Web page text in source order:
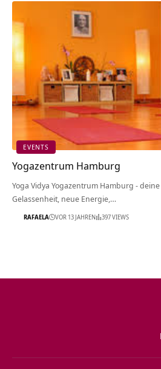
EVENTS
Yogazentrum Hamburg
Yoga Vidya Yogazentrum Hamburg -
Gelassenheit, neue Energie,…
RAFAELA VOR 13 JAHREN 397 VIEWS